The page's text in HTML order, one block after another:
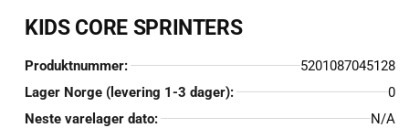
KIDS CORE SPRINTERS
Produktnummer:
5201087045128
Lager Norge (levering 1-3 dager):
0
Neste varelager dato:
N/A